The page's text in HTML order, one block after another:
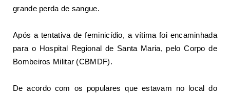
grande perda de sangue.
Após a tentativa de feminicídio, a vítima foi encaminhada
para o Hospital Regional de Santa Maria, pelo Corpo de
Bombeiros Militar (CBMDF).
De acordo com os populares que estavam no local do